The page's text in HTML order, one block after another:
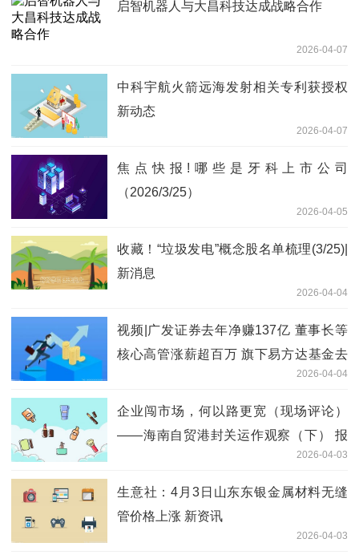
启智机器人与大昌科技达成战略合作
2026-04-07
中科宇航火箭远海发射相关专利获授权
新动态
2026-04-07
焦点快报!哪些是牙科上市公司
（2026/3/25）
2026-04-05
收藏！“垃圾发电”概念股名单梳理(3/25)|
新消息
2026-04-04
视频|广发证券去年净赚137亿 董事长等
核心高管涨薪超百万 旗下易方达基金去
2026-04-04
企业闯市场，何以路更宽（现场评论）
——海南自贸港封关运作观察（下） 报
2026-04-03
生意社：4月3日山东东银金属材料无缝
管价格上涨 新资讯
2026-04-03